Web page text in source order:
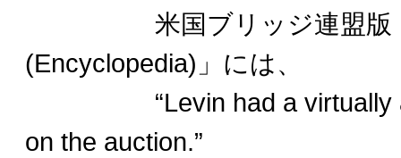
米国ブリッジ連盟版「
(Encyclopedia)」には、
“Levin had a virtually
on the auction.”